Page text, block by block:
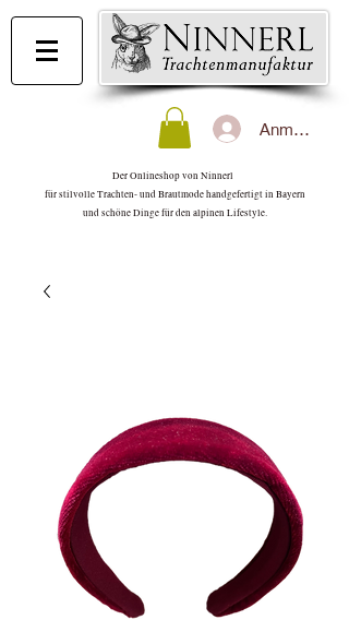
Anmelden
Der Onlineshop von Ninnerl
für stilvolle Trachten- und Brautmode handgefertigt in Bayern
und schöne Dinge für den alpinen Lifestyle.